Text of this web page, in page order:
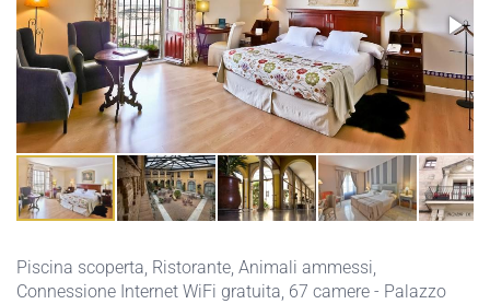
Piscina scoperta, Ristorante, Animali ammessi,
Connessione Internet WiFi gratuita, 67 camere - Palazzo